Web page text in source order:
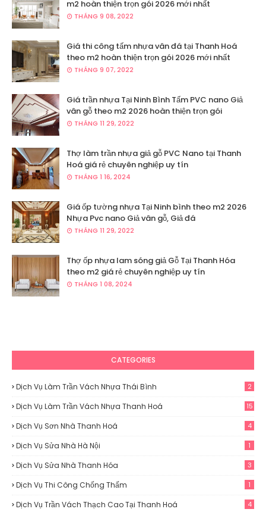
m2 hoàn thiện trọn gói 2026 mới nhất
THÁNG 9 08, 2022
Giá thi công tấm nhựa vân đá tại Thanh Hoá
theo m2 hoàn thiện trọn gói 2026 mới nhất
THÁNG 9 07, 2022
Giá trần nhựa Tại Ninh Bình Tấm PVC nano Giả
vân gỗ theo m2 2026 hoàn thiện trọn gói
THÁNG 11 29, 2022
Thợ làm trần nhựa giả gỗ PVC Nano tại Thanh
Hoá giá rẻ chuyên nghiệp uy tín
THÁNG 1 16, 2024
Giá ốp tường nhựa Tại Ninh bình theo m2 2026
Nhựa Pvc nano Giả vân gỗ, Giả đá
THÁNG 11 29, 2022
Thợ ốp nhựa lam sóng giả Gỗ Tại Thanh Hóa
theo m2 giá rẻ chuyên nghiệp uy tín
THÁNG 1 08, 2024
CATEGORIES
Dịch Vụ Làm Trần Vách Nhựa Thái Bình 2
Dịch Vụ Làm Trần Vách Nhựa Thanh Hoá 15
Dịch Vụ Sơn Nhà Thanh Hoá 4
Dịch Vụ Sửa Nhà Hà Nội 1
Dịch Vụ Sửa Nhà Thanh Hóa 3
Dịch Vụ Thi Công Chống Thấm 1
Dịch Vụ Trần Vách Thạch Cao Tại Thanh Hoá 4